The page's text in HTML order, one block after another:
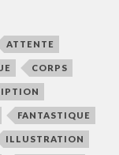
ATTENTE
CORPS
FANTASTIQUE
ILLUSTRATION